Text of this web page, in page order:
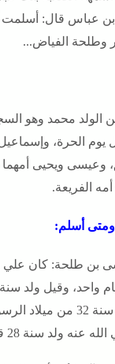
عباس قال: أسلمت
وطلحة الفياض...
الولد محمد وهو
يوم الحرة،
وعيسى ويحيى
الفريعة.
أسلم:
بن طلحة: كان علي
وسعد بن أبي وقاص ولد سنة 23 قبل الهجرة ـ كلٌ على المشهور .